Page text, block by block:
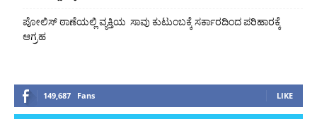
ಪೋಲಿಸ್ ಠಾಣೆಯಲ್ಲಿ ವ್ಯಕ್ತಿಯ ಸಾವು ಕುಟುಂಬಕ್ಕೆ ಸರ್ಕಾರದಿಂದ ಪರಿಹಾರಕ್ಕೆ
ಆಗ್ರಹ
149,687 Fans LIKE